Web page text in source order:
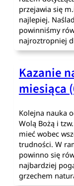
przejawia się
najlepiej.
powinniśmy
najroztropniej
Kazanie
miesiąca
Kolejna nauka
Wolą Bożą i
mieć wobec
trudności. W
powinno się
najbardziej
grzechem